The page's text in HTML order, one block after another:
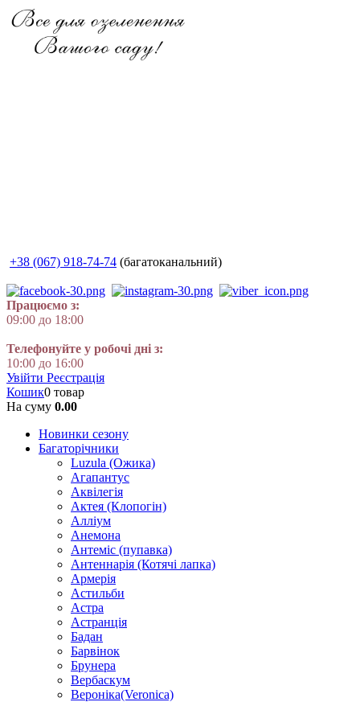
+38 (067) 918-74-74 (багатоканальний)
Працюємо з:
09:00 до 18:00
Телефонуйте у робочі дні з:
10:00 до 16:00
Увійти Реєстрація
Кошик0 товар
На суму 0.00
Новинки сезону
Багаторічники
Luzula (Ожика)
Агапантус
Аквілегія
Актея (Клопогін)
Алліум
Анемона
Антеміс (пупавка)
Антеннарія (Котячі лапка)
Армерія
Астильби
Астра
Астранція
Бадан
Барвінок
Брунера
Вербаскум
Вероніка(Veronica)